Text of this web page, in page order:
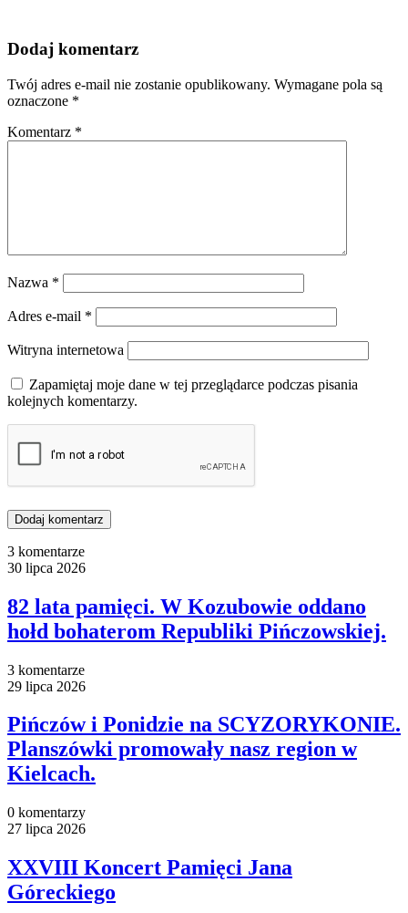
Dodaj komentarz
Twój adres e-mail nie zostanie opublikowany. Wymagane pola są
oznaczone *
Komentarz *
Nazwa *
Adres e-mail *
Witryna internetowa
Zapamiętaj moje dane w tej przeglądarce podczas pisania
kolejnych komentarzy.
3 komentarze
30 lipca 2026
82 lata pamięci. W Kozubowie oddano
hołd bohaterom Republiki Pińczowskiej.
3 komentarze
29 lipca 2026
Pińczów i Ponidzie na SCYZORYKONIE.
Planszówki promowały nasz region w
Kielcach.
0 komentarzy
27 lipca 2026
XXVIII Koncert Pamięci Jana
Góreckiego